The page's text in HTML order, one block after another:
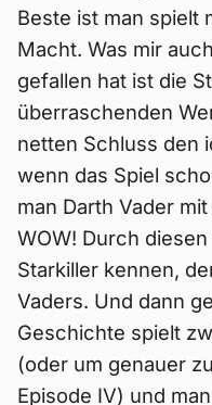
Beste ist man spielt
Macht. Was mir
gefallen hat ist die
überraschenden
netten Schluss den
wenn das Spiel
man Darth Vader
WOW! Durch
Starkiller kennen,
Vaders. Und dann
Geschichte spielt
(oder um genauer
Episode IV) und